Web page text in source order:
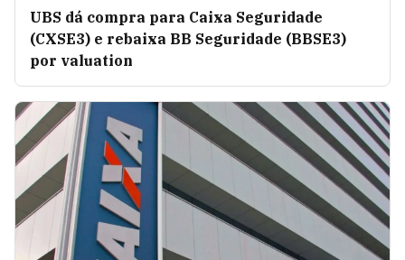
UBS dá compra para Caixa Seguridade
(CXSE3) e rebaixa BB Seguridade (BBSE3)
por valuation